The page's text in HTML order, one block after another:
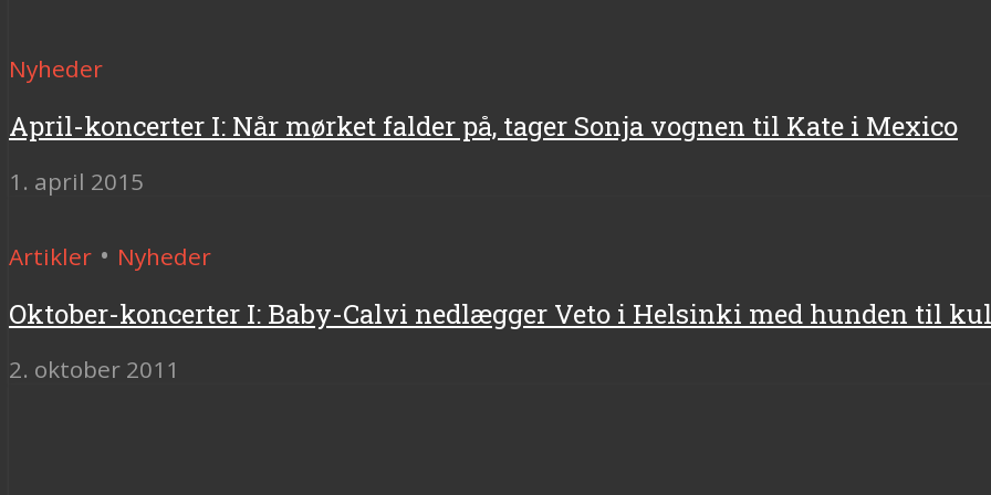
Nyheder
April-koncerter I: Når mørket falder på, tager Sonja vognen til Kate i Mexico
1. april 2015
Artikler • Nyheder
Oktober-koncerter I: Baby-Calvi nedlægger Veto i Helsinki med hunden til
2. oktober 2011